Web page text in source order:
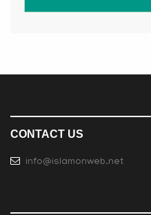
CONTACT US
info@islamonweb.net